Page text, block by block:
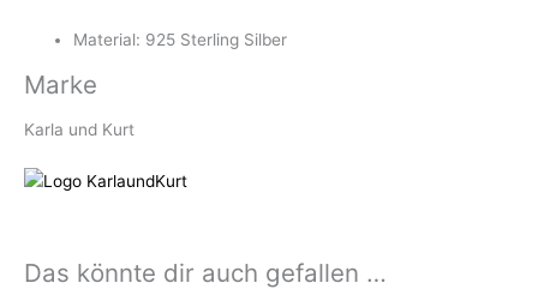
Material: 925 Sterling Silber
Marke
Karla und Kurt
Das könnte dir auch gefallen …